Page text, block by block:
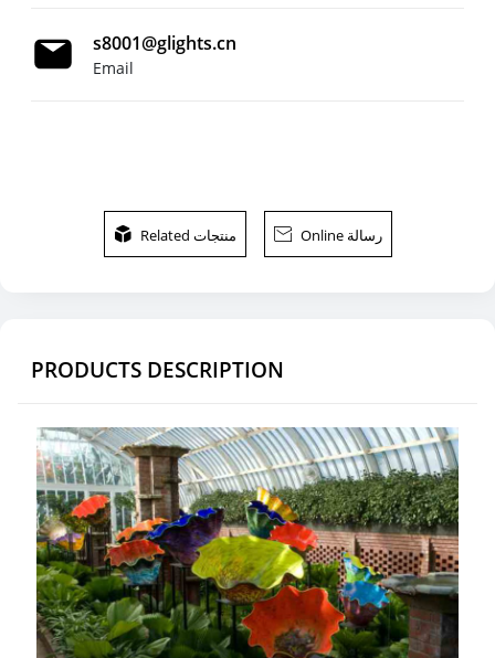
s8001@glights.cn
Email
 Related منتجات  Online رسالة
PRODUCTS DESCRIPTION